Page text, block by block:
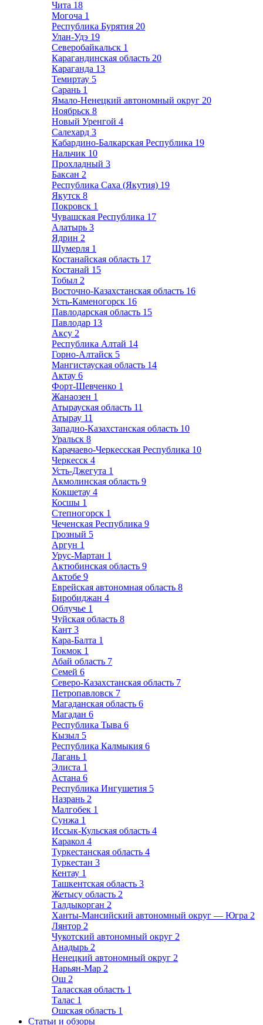
Чита 18
Могоча 1
Республика Бурятия 20
Улан-Удэ 19
Северобайкальск 1
Карагандинская область 20
Караганда 13
Темиртау 5
Сарань 1
Ямало-Ненецкий автономный округ 20
Ноябрьск 8
Новый Уренгой 4
Салехард 3
Кабардино-Балкарская Республика 19
Нальчик 10
Прохладный 3
Баксан 2
Республика Саха (Якутия) 19
Якутск 8
Покровск 1
Чувашская Республика 17
Алатырь 3
Ядрин 2
Шумерля 1
Костанайская область 17
Костанай 15
Тобыл 2
Восточно-Казахстанская область 16
Усть-Каменогорск 16
Павлодарская область 15
Павлодар 13
Аксу 2
Республика Алтай 14
Горно-Алтайск 5
Мангистауская область 14
Актау 6
Форт-Шевченко 1
Жанаозен 1
Атырауская область 11
Атырау 11
Западно-Казахстанская область 10
Уральск 8
Карачаево-Черкесская Республика 10
Черкесск 4
Усть-Джегута 1
Акмолинская область 9
Кокшетау 4
Косшы 1
Степногорск 1
Чеченская Республика 9
Грозный 5
Аргун 1
Урус-Мартан 1
Актюбинская область 9
Актобе 9
Еврейская автономная область 8
Биробиджан 4
Облучье 1
Чуйская область 8
Кант 3
Кара-Балта 1
Токмок 1
Абай область 7
Семей 6
Северо-Казахстанская область 7
Петропавловск 7
Магаданская область 6
Магадан 6
Республика Тыва 6
Кызыл 5
Республика Калмыкия 6
Лагань 1
Элиста 1
Астана 6
Республика Ингушетия 5
Назрань 2
Малгобек 1
Сунжа 1
Иссык-Кульская область 4
Каракол 4
Туркестанская область 4
Туркестан 3
Кентау 1
Ташкентская область 3
Жетысу область 2
Талдыкорган 2
Ханты-Мансийский автономный округ — Югра 2
Лянтор 2
Чукотский автономный округ 2
Анадырь 2
Ненецкий автономный округ 2
Нарьян-Мар 2
Ош 2
Таласская область 1
Талас 1
Ошская область 1
Статьи и обзоры